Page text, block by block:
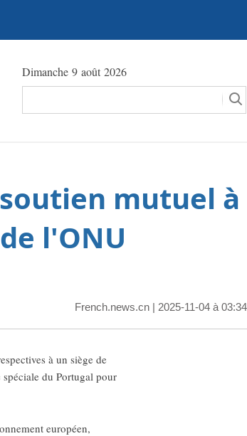
Dimanche 9 août 2026
mutuel à
l'ONU
French.news.cn | 2025-11-04 à 03:34
à un siège de
du Portugal pour
européen,